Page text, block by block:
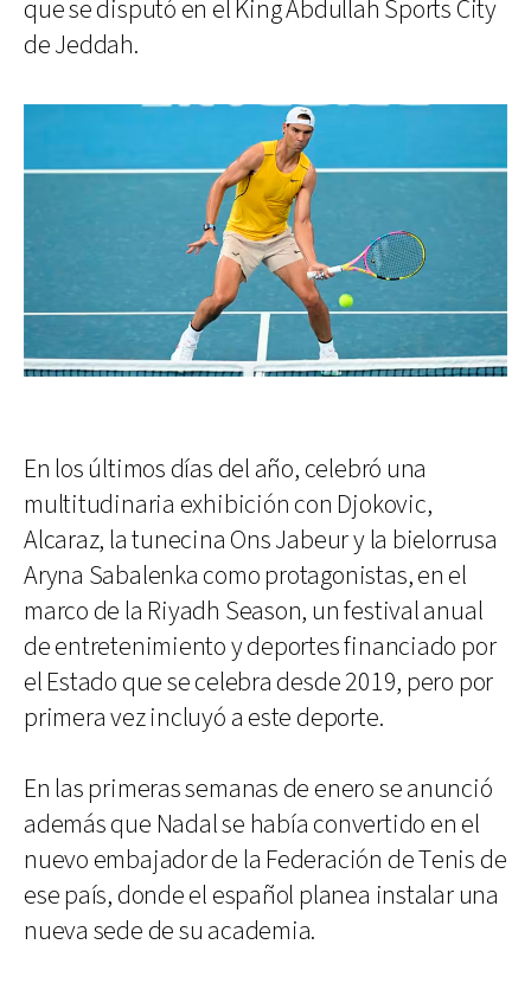
que se disputó en el King Abdullah Sports City
de Jeddah.
En los últimos días del año, celebró una
multitudinaria exhibición con Djokovic,
Alcaraz, la tunecina Ons Jabeur y la bielorrusa
Aryna Sabalenka como protagonistas, en el
marco de la Riyadh Season, un festival anual
de entretenimiento y deportes financiado por
el Estado que se celebra desde 2019, pero por
primera vez incluyó a este deporte.
En las primeras semanas de enero se anunció
además que Nadal se había convertido en el
nuevo embajador de la Federación de Tenis de
ese país, donde el español planea instalar una
nueva sede de su academia.